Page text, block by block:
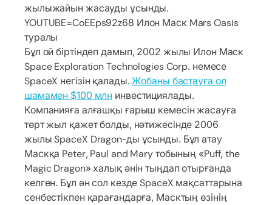
жылыжайын жасауды ұсынды.
YOUTUBE=CoEEps92z68 Илон Маск Mars Oasis
туралы
Бұл ой біртіндеп дамып, 2002 жылы Илон Маск
Space Exploration Technologies Corp. немесе
SpaceX негізін қалады.Жобаны бастауға ол
шамамен $100 млн инвестициялады.
Компанияға алғашқы ғарыш кемесін жасауға
төрт жыл қажет болды, нәтижесінде 2006
жылы SpaceX Dragon-ды ұсынды. Бұл атау
Маскқа Peter, Paul and Mary тобының «Puff, the
Magic Dragon» халық әнін тыңдап отырғанда
келген. Бұл ән сол кезде SpaceX мақсаттарына
сенбестікпен қарағандарға, Масктың өзінің